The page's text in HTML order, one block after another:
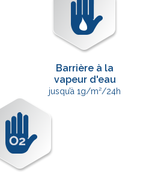
Barrière à la
vapeur d'eau
jusqu’à 1g/m²/24h